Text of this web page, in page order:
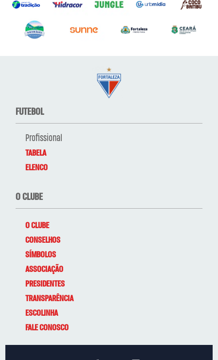
FUTEBOL
Profissional
TABELA
ELENCO
O CLUBE
O CLUBE
CONSELHOS
SÍMBOLOS
ASSOCIAÇÃO
PRESIDENTES
TRANSPARÊNCIA
ESCOLINHA
FALE CONOSCO